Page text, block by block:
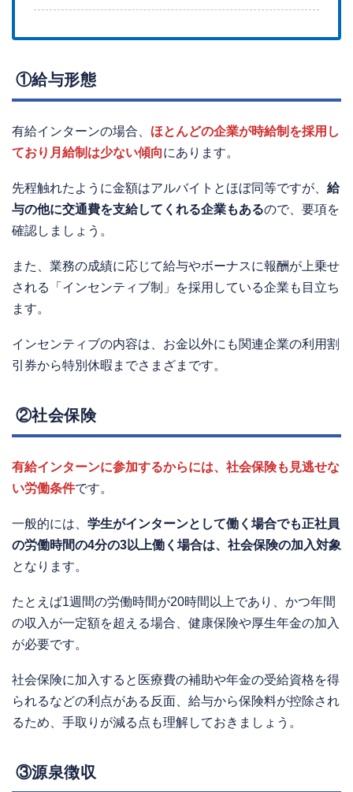
①給与形態
有給インターンの場合、 ほとんどの企業が時給制を採用し
ており月給制は少ない傾向にあります。
先程触れたように金額はアルバイトとほぼ同等ですが、 給
与の他に交通費を支給してくれる企業もあるので、要項を
確認しましょう。
また、業務の成績に応じて給与やボーナスに報酬が上乗せ
される「インセンティブ制」を採用している企業も目立ち
ます。
インセンティブの内容は、お金以外にも関連企業の利用割
引券から特別休暇までさまざまです。
②社会保険
有給インターンに参加するからには、社会保険も見逃せな
い労働条件です。
一般的には、 学生がインターンとして働く場合でも正社員
の労働時間の4分の3以上働く場合は、社会保険の加入対象
となります。
たとえば1週間の労働時間が20時間以上であり、かつ年間
の収入が一定額を超える場合、健康保険や厚生年金の加入
が必要です。
社会保険に加入すると医療費の補助や年金の受給資格を得
られるなどの利点がある反面、給与から保険料が控除され
るため、手取りが減る点も理解しておきましょう。
③源泉徴収